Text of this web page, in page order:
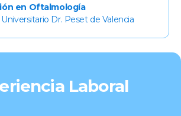
en Oftalmología
Dr. Peset de Valencia
Laboral